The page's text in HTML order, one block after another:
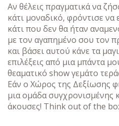
Αν θέλεις πραγματικά να
κάτι μοναδικό, φρόντισε να
κάτι που δεν θα ήταν
με τον αγαπημένο σου τον
και βάσει αυτού κάνε τα
επιλέξεις από μια μπάντα
θεαματικό show γεμάτο
Εάν ο Χώρος της Δεξίωσης
μια ομάδα συγχρονισμένης
άκουσες! Think out of the